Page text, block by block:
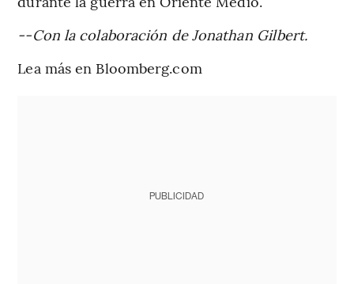
--Con la colaboración de Jonathan Gilbert.
Lea más en Bloomberg.com
PUBLICIDAD